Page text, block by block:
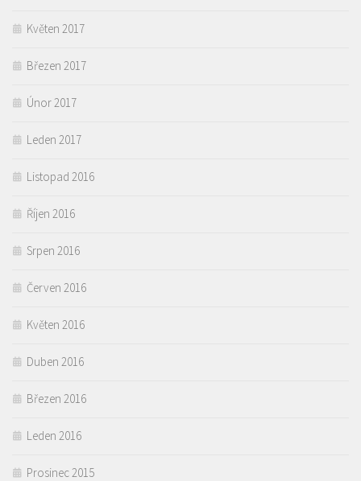
Květen 2017
Březen 2017
Únor 2017
Leden 2017
Listopad 2016
Říjen 2016
Srpen 2016
Červen 2016
Květen 2016
Duben 2016
Březen 2016
Leden 2016
Prosinec 2015